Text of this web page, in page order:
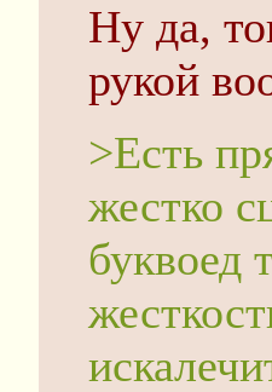
Ну да,
рукой
>Есть
жестко
буквоед